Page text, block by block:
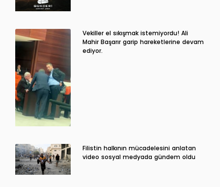
Vekiller el sıkışmak istemiyordu! Ali
Mahir Başarır garip hareketlerine devam
ediyor.
Filistin halkının mücadelesini anlatan
video sosyal medyada gündem oldu